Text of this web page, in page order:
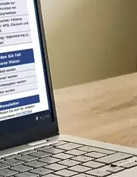
an
bzw. herunterladen